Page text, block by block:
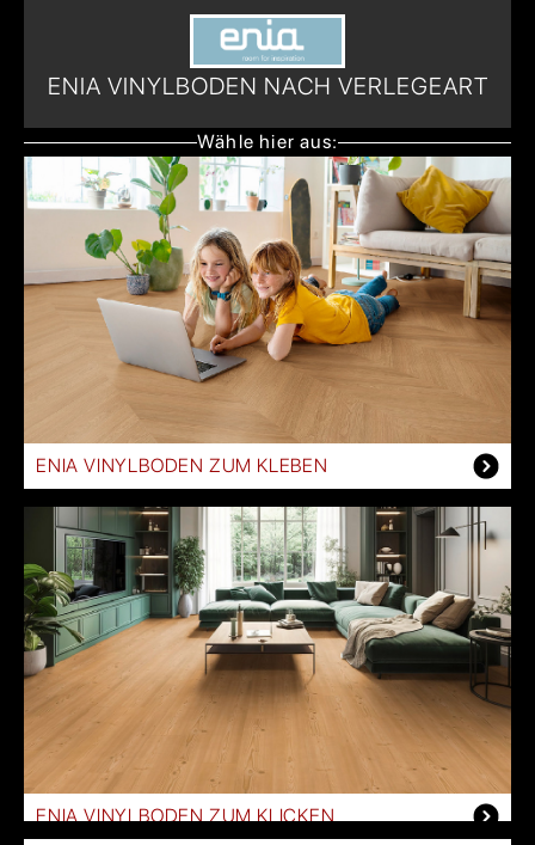
ENIA VINYLBODEN NACH VERLEGEART
Wähle hier aus:
ENIA VINYLBODEN ZUM KLEBEN
ENIA VINYLBODEN ZUM KLICKEN